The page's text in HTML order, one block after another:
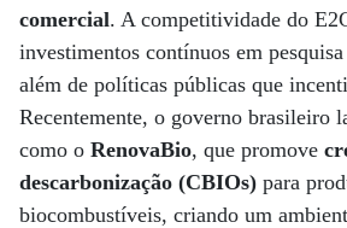
comercial. A competitividade do
investimentos contínuos em
além de políticas públicas que
Recentemente, o governo brasileiro
como o RenovaBio, que promove
descarbonização (CBIOs) para
biocombustíveis, criando um